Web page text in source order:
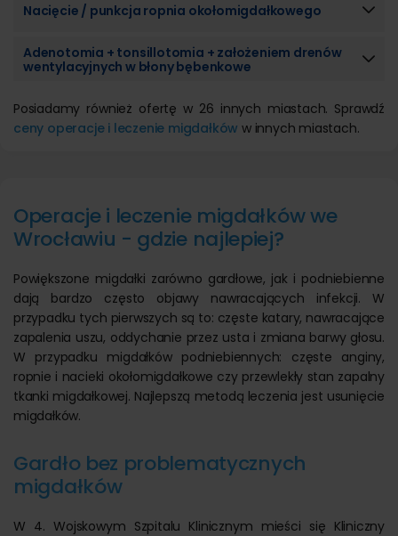
Nacięcie / punkcja ropnia okołomigdałkowego
Adenotomia + tonsillotomia + założeniem drenów
wentylacyjnych w błony bębenkowe
Posiadamy również ofertę w 26 innych miastach. Sprawdź
ceny operacje i leczenie migdałków w innych miastach.
Operacje i leczenie migdałków we
Wrocławiu - gdzie najlepiej?
Powiększone migdałki zarówno gardłowe, jak i podniebienne
dają bardzo często objawy nawracających infekcji. W
przypadku tych pierwszych są to: częste katary, nawracające
zapalenia uszu, oddychanie przez usta i zmiana barwy głosu.
W przypadku migdałków podniebiennych: częste anginy,
ropnie i nacieki okołomigdałkowe czy przewlekły stan zapalny
tkanki migdałkowej. Najlepszą metodą leczenia jest usunięcie
migdałków.
Gardło bez problematycznych
migdałków
W 4. Wojskowym Szpitalu Klinicznym mieści się Kliniczny